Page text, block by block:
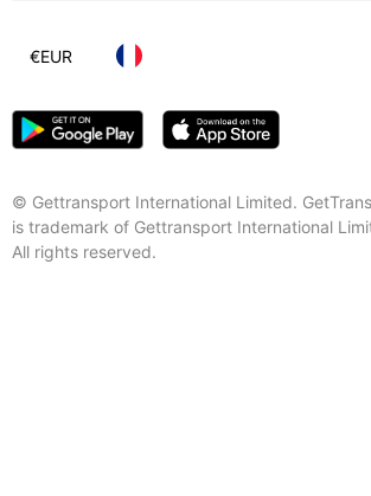
© Gettransport International Limited.
is trademark of Gettransport International
All rights reserved.
€EUR